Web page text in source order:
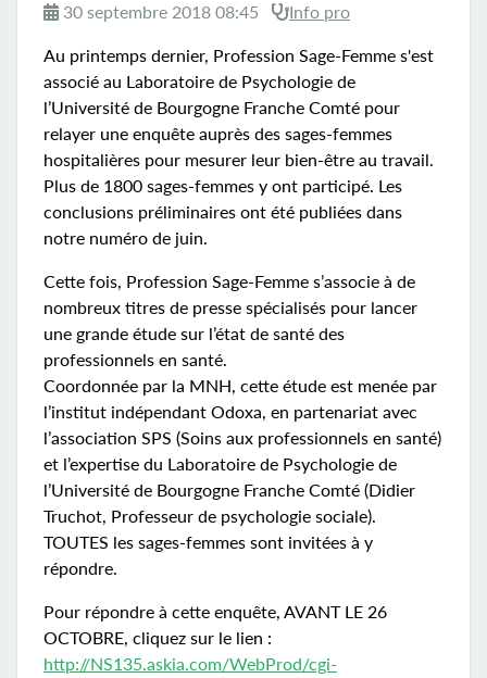
30 septembre 2018 08:45 Info pro
Au printemps dernier, Profession Sage-Femme s'est
associé au Laboratoire de Psychologie de
l’Université de Bourgogne Franche Comté pour
relayer une enquête auprès des sages-femmes
hospitalières pour mesurer leur bien-être au travail.
Plus de 1800 sages-femmes y ont participé. Les
conclusions préliminaires ont été publiées dans
notre numéro de juin.
Cette fois, Profession Sage-Femme s’associe à de
nombreux titres de presse spécialisés pour lancer
une grande étude sur l’état de santé des
professionnels en santé.
Coordonnée par la MNH, cette étude est menée par
l’institut indépendant Odoxa, en partenariat avec
l’association SPS (Soins aux professionnels en santé)
et l’expertise du Laboratoire de Psychologie de
l’Université de Bourgogne Franche Comté (Didier
Truchot, Professeur de psychologie sociale).
TOUTES les sages-femmes sont invitées à y
répondre.
Pour répondre à cette enquête, AVANT LE 26
OCTOBRE, cliquez sur le lien :
http://NS135.askia.com/WebProd/cgi-